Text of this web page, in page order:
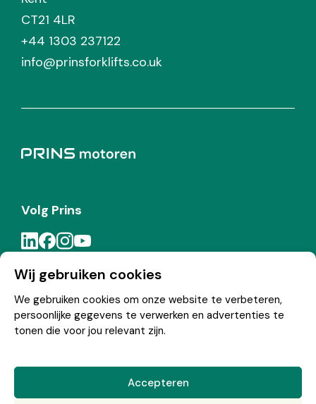
Wij gebruiken cookies
We gebruiken cookies om onze website te verbeteren,
persoonlijke gegevens te verwerken en advertenties te
tonen die voor jou relevant zijn.
Accepteren
CT21 4LR
+44 1303 237122
info@prinsforklifts.co.uk
Volg Prins
Meld je aan voor de Prins nieuwsbrief
© Copyright 2026 Prins